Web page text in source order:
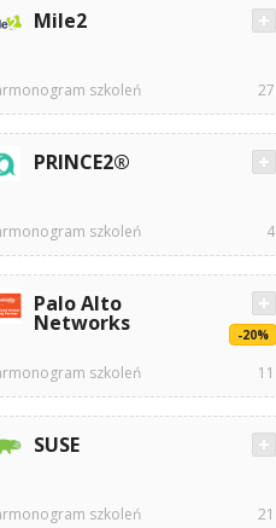
Mile2
szkoleń 27
PRINCE2®
szkoleń 4
Palo Alto
Networks -20%
szkoleń 11
SUSE
szkoleń 21